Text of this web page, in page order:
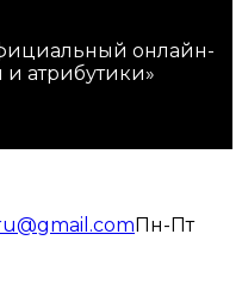
онлайн-
атрибутики»
Пн-Пт